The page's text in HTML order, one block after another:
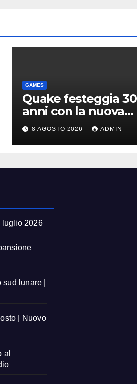
GAMES
Quake festeggia 30
anni con la nuova
espansione gratuita
Dawn of The
Machine
8 AGOSTO 2026 ADMIN
luglio 2026
lunare |
| Nuovo
al